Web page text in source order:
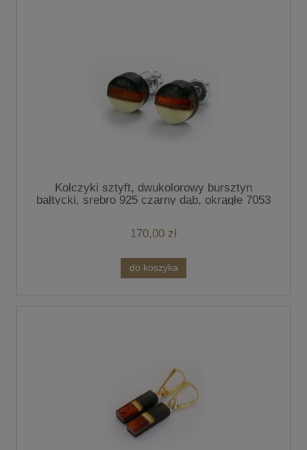
Kolczyki sztyft, dwukolorowy bursztyn
bałtycki, srebro 925 czarny dąb, okrągłe 7053
170,00 zł
do koszyka